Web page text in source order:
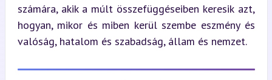
számára, akik a múlt összefüggéseiben keresik azt,
hogyan, mikor és miben kerül szembe eszmény és
valóság, hatalom és szabadság, állam és nemzet.